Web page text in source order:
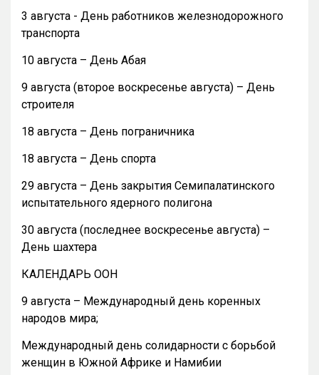
3 августа - День работников железнодорожного
транспорта
10 августа – День Абая
9 августа (второе воскресенье августа) – День
строителя
18 августа – День пограничника
18 августа – День спорта
29 августа – День закрытия Семипалатинского
испытательного ядерного полигона
30 августа (последнее воскресенье августа) –
День шахтера
КАЛЕНДАРЬ ООН
9 августа – Международный день коренных
народов мира;
Международный день солидарности с борьбой
женщин в Южной Африке и Намибии